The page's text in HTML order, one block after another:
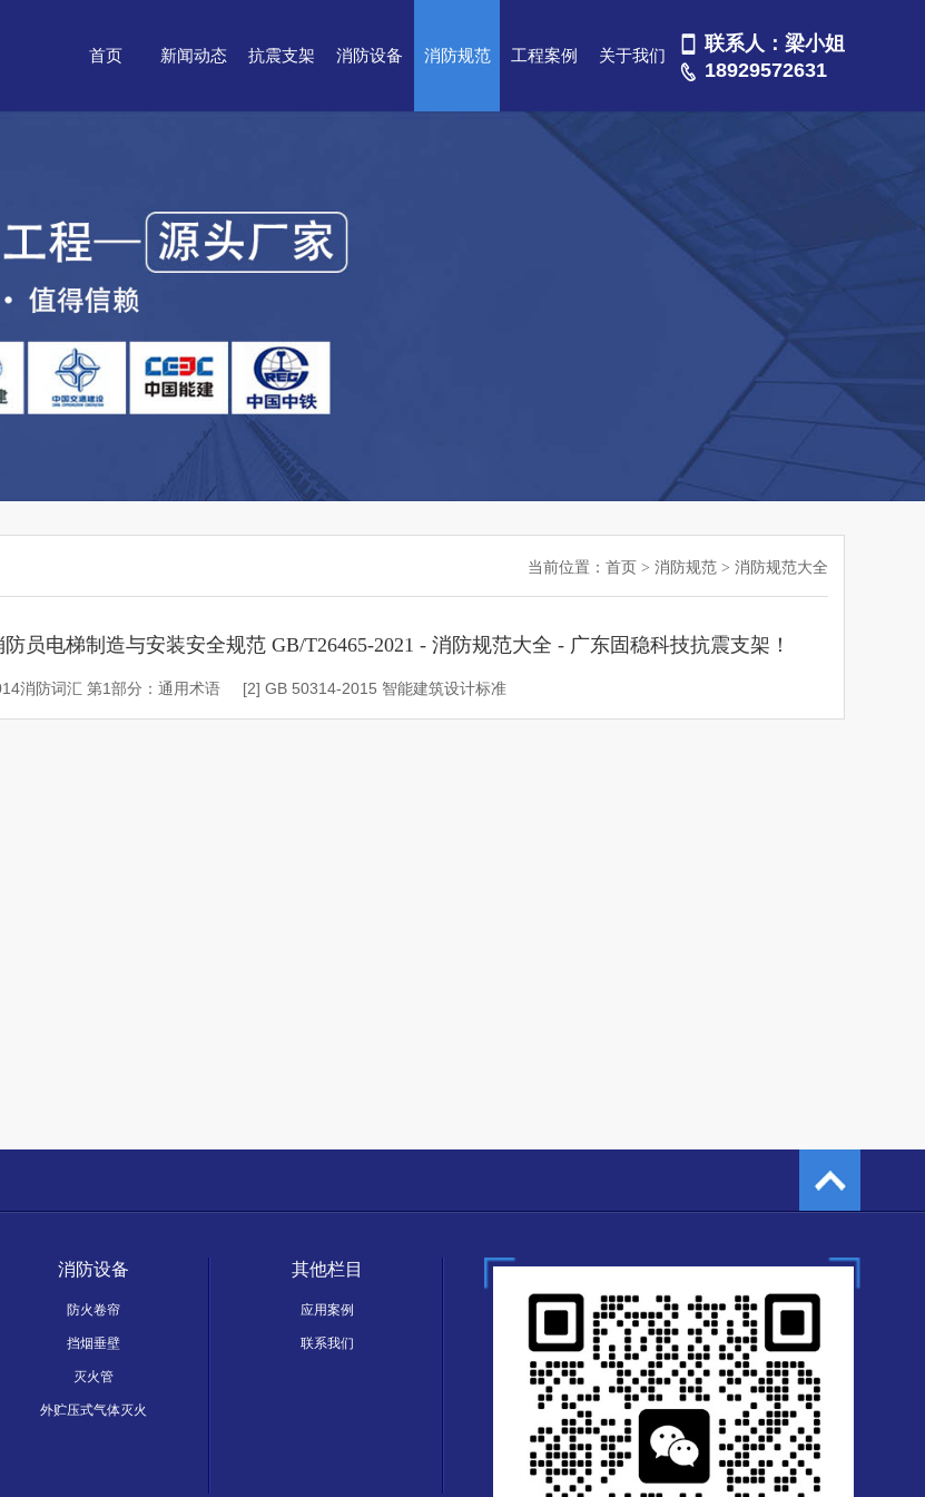
 联系人：梁小姐
 18929572631
首页 新闻动态 抗震支架 消防设备 消防规范 工程案例 关于我们
当前位置： 首页 > 消防规范 > 消防规范大全
员电梯制造与安装安全规范 GB/T26465-2021 - 消防规范大全 - 广东固稳科技抗震支架！
消防词汇 第1部分：通用术语 [2] GB 50314-2015 智能建筑设计标准
消防设备
防火卷帘
挡烟垂壁
灭火管
外贮压式气体灭火
其他栏目
应用案例
联系我们